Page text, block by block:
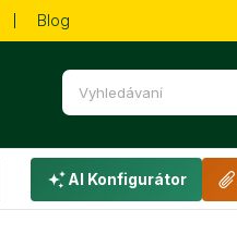
Blog
AI Konfigurátor